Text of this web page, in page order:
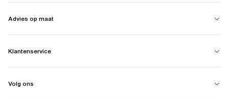
Advies op maat
Klantenservice
Volg ons